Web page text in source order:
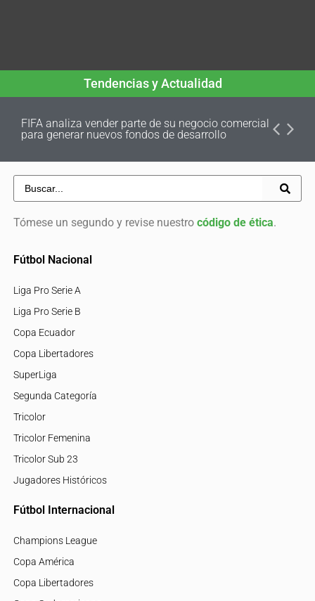
Tendencias y Actualidad
FIFA analiza vender parte de su negocio comercial
para generar nuevos fondos de desarrollo
Tómese un segundo y revise nuestro código de ética.
Fútbol Nacional
Liga Pro Serie A
Liga Pro Serie B
Copa Ecuador
Copa Libertadores
SuperLiga
Segunda Categoría
Tricolor
Tricolor Femenina
Tricolor Sub 23
Jugadores Históricos
Fútbol Internacional
Champions League
Copa América
Copa Libertadores